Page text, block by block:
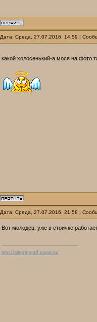
Дата: Среда, 27.07.2016, 14:59 |
какой холосенький-а мося на фото
Дата: Среда, 27.07.2016, 21:58 |
Вот молодец, уже в стоичке
http://alterra-staff.narod.ru/